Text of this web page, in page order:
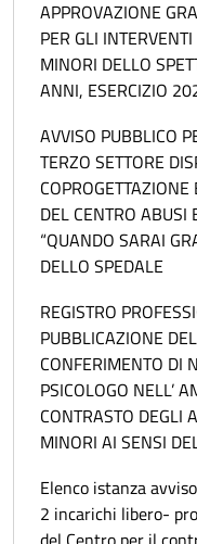
APPROVAZIONE
PER GLI
MINORI DELLO
ANNI, ESERCIZIO
AVVISO PUBBLICO
TERZO SETTORE
DEL CENTRO ABUSI
“QUANDO SARAI
DELLO SPEDALE
REGISTRO
PUBBLICAZIONE
CONFERIMENTO DI
PSICOLOGO NELL’
CONTRASTO DEGLI
MINORI AI SENSI
Elenco istanza
2 incarichi libero-